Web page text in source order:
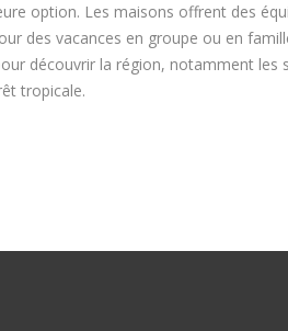
option. Les maisons offrent des
des vacances en groupe ou en
découvrir la région, notamment les
tropicale.